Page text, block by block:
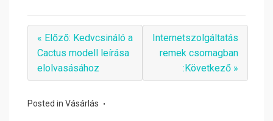
« Előző: Kedvcsináló a
Cactus modell leírása
elolvasásához
Internetszolgáltatás
remek csomagban
:Következő »
Posted in Vásárlás